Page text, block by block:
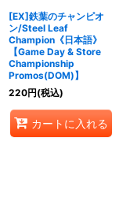
[EX]鉄葉のチャンピオ
ン/Steel Leaf
Champion《日本語》
【Game Day & Store
Championship
Promos(DOM)】
220円(税込)
カートに入れる